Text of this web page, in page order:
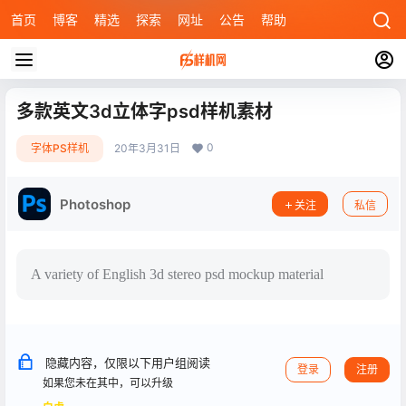
首页 博客 精选 探索 网址 公告 帮助
多款英文3d立体字psd样机素材
字体PS样机 20年3月31日 0
Photoshop 关注 私信
A variety of English 3d stereo psd mockup material
隐藏内容，仅限以下用户组阅读
如果您未在其中，可以升级
登录 注册